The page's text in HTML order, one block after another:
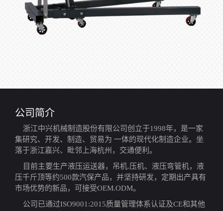
公司简介
浙江中兴机械制造股份有限公司创立于1998年，是一家
集研究、开发、制造、贸易为 一体的现代化制造企业。坐
落于浙江嘉兴、毗邻上海杭州，交通便利。
目前主要生产液压运送器，吊机.压机、液压弯管机，液
压千斤顶等约500款汽保产品，并坚持研发，定期出产具有
市场优势的新品，可接受OEM.ODM。
公司已通过ISO9001:2015质量管理体系认证及CE和其他